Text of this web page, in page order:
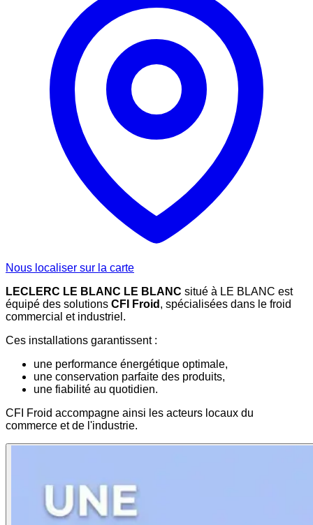
Nous localiser sur la carte
LECLERC LE BLANC LE BLANC situé à LE BLANC est
équipé des solutions CFI Froid , spécialisées dans le froid
commercial et industriel.
Ces installations garantissent :
une performance énergétique optimale,
une conservation parfaite des produits,
une fiabilité au quotidien.
CFI Froid accompagne ainsi les acteurs locaux du
commerce et de l'industrie.